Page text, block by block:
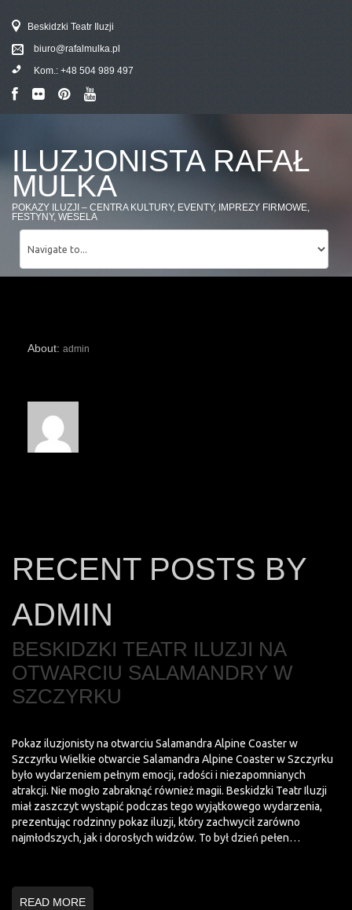
Beskidzki Teatr Iluzji
biuro@rafalmulka.pl
Kom.: +48 504 989 497
ILUZJONISTA RAFAŁ
MULKA
POKAZY ILUZJI – CENTRA KULTURY, EVENTY, IMPREZY FIRMOWE,
FESTYNY, WESELA
About: admin
RECENT POSTS BY
ADMIN
BESKIDZKI TEATR ILUZJI NA
OTWARCIU SALAMANDRY W
SZCZYRKU
Pokaz iluzjonisty na otwarciu Salamandra Alpine Coaster w
Szczyrku Wielkie otwarcie Salamandra Alpine Coaster w Szczyrku
było wydarzeniem pełnym emocji, radości i niezapomnianych
atrakcji. Nie mogło zabraknąć również magii. Beskidzki Teatr Iluzji
miał zaszczyt wystąpić podczas tego wyjątkowego wydarzenia,
prezentując rodzinny pokaz iluzji, który zachwycił zarówno
najmłodszych, jak i dorosłych widzów. To był dzień pełen…
READ MORE